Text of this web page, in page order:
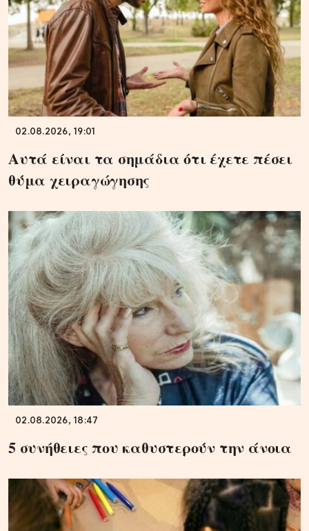
02.08.2026, 19:01
Αυτά είναι τα σημάδια ότι έχετε πέσει
θύμα χειραγώγησης
02.08.2026, 18:47
5 συνήθειες που καθυστερούν την άνοια